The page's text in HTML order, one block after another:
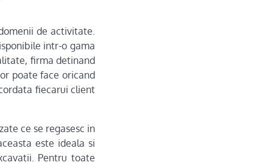
de activitate.
intr-o gama
firma detinand
poate face oricand
fiecarui client
ce se regasesc in
este ideala si
Pentru toate